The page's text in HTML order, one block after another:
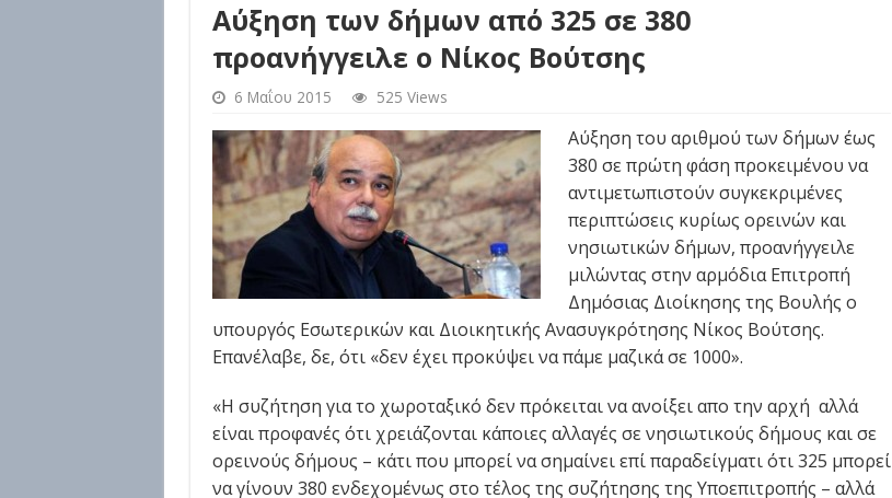
Αύξηση των δήμων από 325 σε 380
προανήγγειλε ο Νίκος Βούτσης
6 Μαΐου 2015 525 Views
Αύξηση του αριθμού των δήμων έως
380 σε πρώτη φάση προκειμένου να
αντιμετωπιστούν συγκεκριμένες
περιπτώσεις κυρίως ορεινών και
νησιωτικών δήμων, προανήγγειλε
μιλώντας στην αρμόδια Επιτροπή
Δημόσιας Διοίκησης της Βουλής ο
υπουργός Εσωτερικών και Διοικητικής Ανασυγκρότησης Νίκος Βούτσης.
Επανέλαβε, δε, ότι «δεν έχει προκύψει να πάμε μαζικά σε 1000».
«Η συζήτηση για το χωροταξικό δεν πρόκειται να ανοίξει απο την αρχή αλλά
είναι προφανές ότι χρειάζονται κάποιες αλλαγές σε νησιωτικούς δήμους και σε
ορεινούς δήμους – κάτι που μπορεί να σημαίνει επί παραδείγματι ότι 325 μπορεί
να γίνουν 380 ενδεχομένως στο τέλος της συζήτησης της Υποεπιτροπής – αλλά